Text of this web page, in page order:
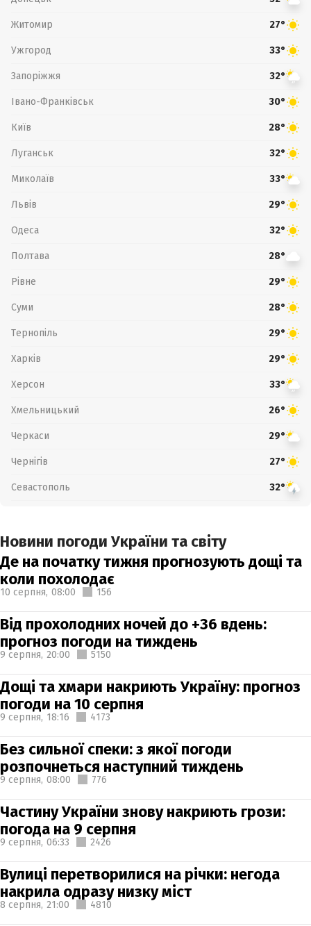
Житомир 27°
Ужгород 33°
Запоріжжя 32°
Івано-Франківськ 30°
Київ 28°
Луганськ 32°
Миколаїв 33°
Львів 29°
Одеса 32°
Полтава 28°
Рівне 29°
Суми 28°
Тернопіль 29°
Харків 29°
Херсон 33°
Хмельницький 26°
Черкаси 29°
Чернігів 27°
Севастополь 32°
Новини погоди України та світу
Де на початку тижня прогнозують дощі та
коли похолодає
10 серпня, 08:00 156
Від прохолодних ночей до +36 вдень:
прогноз погоди на тиждень
9 серпня, 20:00 5150
Дощі та хмари накриють Україну: прогноз
погоди на 10 серпня
9 серпня, 18:16 4173
Без сильної спеки: з якої погоди
розпочнеться наступний тиждень
9 серпня, 08:00 776
Частину України знову накриють грози:
погода на 9 серпня
9 серпня, 06:33 2426
Вулиці перетворилися на річки: негода
накрила одразу низку міст
8 серпня, 21:00 4810